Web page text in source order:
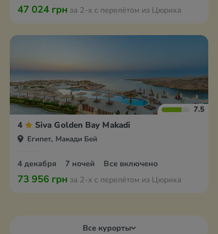
47 024 грн за 2-х с перелётом из Цюриха
7.5
4 Siva Golden Bay Makadi
Египет, Макади Бей
4 декабря 7 ночей Все включено
73 956 грн за 2-х с перелётом из Цюриха
Все курорты